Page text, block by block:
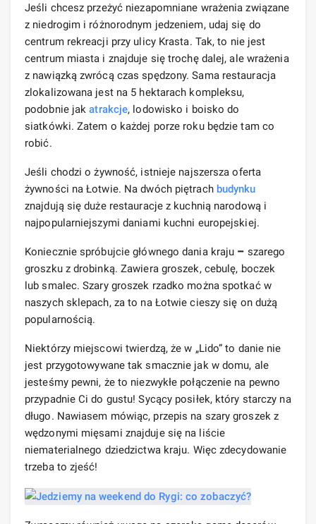
Jeśli chcesz przeżyć niezapomniane wrażenia związane
z niedrogim i różnorodnym jedzeniem, udaj się do
centrum rekreacji przy ulicy Krasta. Tak, to nie jest
centrum miasta i znajduje się trochę dalej, ale wrażenia
z nawiązką zwrócą czas spędzony. Sama restauracja
zlokalizowana jest na 5 hektarach kompleksu,
podobnie jakatrakcje, lodowisko i boisko do
siatkówki. Zatem o każdej porze roku będzie tam co
robić.
Jeśli chodzi o żywność, istnieje najszersza oferta
żywności na Łotwie. Na dwóch piętrach budynku
znajdują się duże restauracje z kuchnią narodową i
najpopularniejszymi daniami kuchni europejskiej.
Koniecznie spróbujcie głównego dania kraju – szarego
groszku z drobinką. Zawiera groszek, cebulę, boczek
lub smalec. Szary groszek rzadko można spotkać w
naszych sklepach, za to na Łotwie cieszy się on dużą
popularnością.
Niektórzy miejscowi twierdzą, że w „Lido” to danie nie
jest przygotowywane tak smacznie jak w domu, ale
jesteśmy pewni, że to niezwykłe połączenie na pewno
przypadnie Ci do gustu! Sycący posiłek, który starczy na
długo. Nawiasem mówiąc, przepis na szary groszek z
wędzonymi mięsami znajduje się na liście
niematerialnego dziedzictwa kraju. Więc zdecydowanie
trzeba to zjeść!